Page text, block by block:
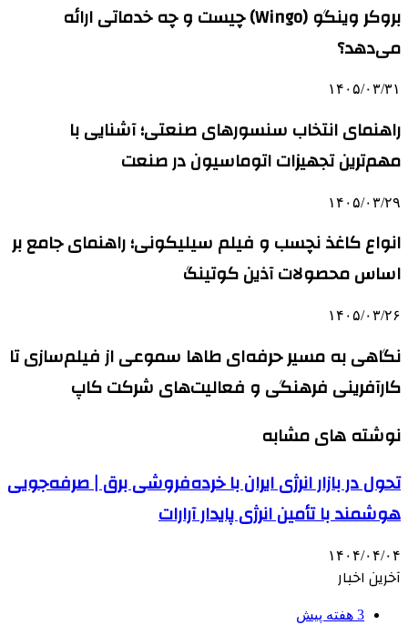
بروکر وینگو (Wingo) چیست و چه خدماتی ارائه
می‌دهد؟
۱۴۰۵/۰۳/۳۱
راهنمای انتخاب سنسورهای صنعتی؛ آشنایی با
مهم‌ترین تجهیزات اتوماسیون در صنعت
۱۴۰۵/۰۳/۲۹
انواع کاغذ نچسب و فیلم سیلیکونی؛ راهنمای جامع بر
اساس محصولات آذین کوتینگ
۱۴۰۵/۰۳/۲۶
نگاهی به مسیر حرفه‌ای طاها سموعی از فیلم‌سازی تا
کارآفرینی فرهنگی و فعالیت‌های شرکت کاپ
نوشته های مشابه
تحول در بازار انرژی ایران با خرده‌فروشی برق | صرفه‌جویی
هوشمند با تأمین انرژی پایدار آرارات
۱۴۰۴/۰۴/۰۴
آخرین اخبار
3 هفته پیش